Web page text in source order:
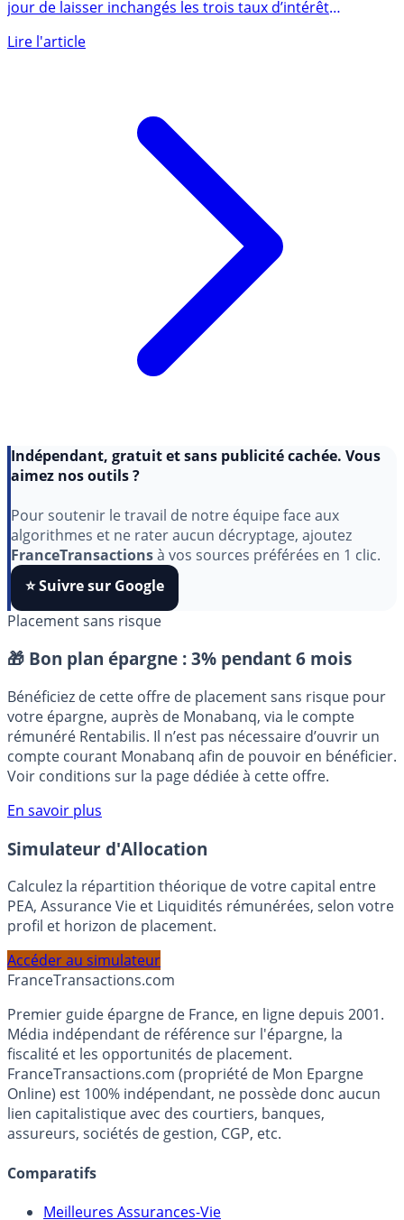
2027 et 2028
jour de laisser inchangés les trois taux d’intérêt
aimez nos outils ?
Pour soutenir le travail de notre équipe face aux
algorithmes et ne rater aucun décryptage, ajoutez
FranceTransactionsà vos sources préférées en 1 clic.
⭐️ Suivre sur Google
Placement sans risque
🎁 Bon plan épargne : 3% pendant 6 mois
Bénéficiez de cette offre de placement sans risque pour
votre épargne, auprès de Monabanq, via le compte
rémunéré Rentabilis. Il n’est pas nécessaire d’ouvrir un
Voir conditions sur la page dédiée à cette offre.
En savoir plus
Simulateur d'Allocation
Calculez la répartition théorique de votre capital entre
profil et horizon de placement.
FranceTransactions.com
Premier guide épargne de France, en ligne depuis 2001.
Média indépendant de référence sur l'épargne, la
fiscalité et les opportunités de placement.
FranceTransactions.com (propriété de Mon Epargne
Online) est 100% indépendant, ne possède donc aucun
assureurs, sociétés de gestion, CGP, etc.
Comparatifs